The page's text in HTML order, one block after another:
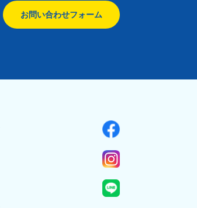
お問い合わせフォーム